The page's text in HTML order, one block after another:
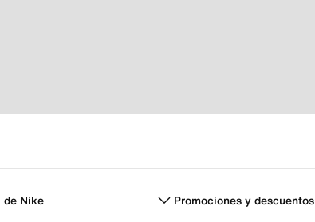
de Nike Promociones y descuentos